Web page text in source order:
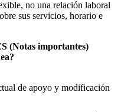
no una relación laboral
sus servicios, horario e
(Notas importantes)
de apoyo y modificación